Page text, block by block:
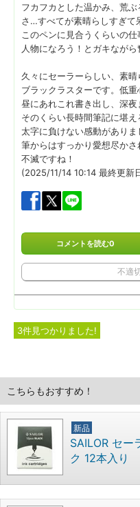
フカフカとした温かみ、荒
さ…すべてが素晴らしすぎて
このペンに見合うくらいの仕
人物になろう！とガキながら
久々にセーラーらしい、素晴
ブラックラスターです。低重
昼にあれこれ書き出し、深夜
そのくらい長時間筆記に堪
太字に負けない感動があり
筆からはすっかり愛想尽か
不滅ですね！
(2025/11/14 10:14 最終更新
コメントを読む0
不適
3件見つかりました!
こちらもおすすめ！
新品
SAILOR セー
ク 12本入り